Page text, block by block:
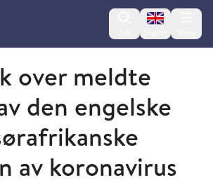
Change
artikler
over meldte
den engelske
av koronavirus